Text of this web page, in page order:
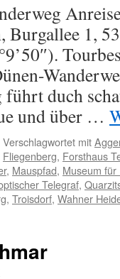
Burgallee 1,
duch
und über …
Verschlagwortet mit
Fliegenberg, Forsthaus
, Mauspfad, Museum
Telegraf,
, Troisdorf, Wahner